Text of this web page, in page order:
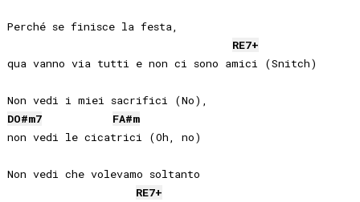
Perché se finisce la festa,
RE7+
qua vanno via tutti e non ci sono amici (Snitch)
DO#m7 FA#m
non vedi le cicatrici (Oh, no)
Non vedi che volevamo soltanto
RE7+